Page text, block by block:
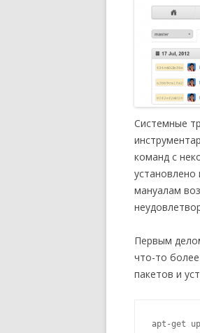
Системные
команд с
установлено
мануалам
Первым
что-то
пакетов и
apt-get